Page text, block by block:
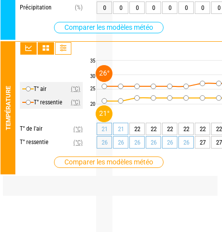
Précipitation
(%)
Comparer les modèles météo
TEMPÉRATURE T° air
(°C)
T° ressentie
(°C)
T° de l'air
(°C)
T° ressentie
(°C)
Comparer les modèles météo
35
30
25
20
0 0 0 0 0 0 0 0
21 21 22 22 22 22 22
22
26
26 26 26 26 26 27 27
21°
26°